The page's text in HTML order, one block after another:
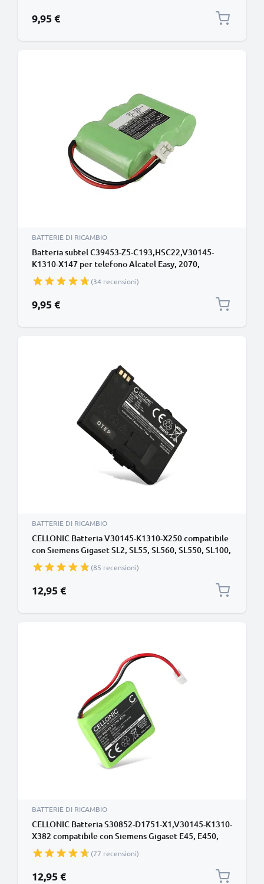
9,95 €
BATTERIE DI RICAMBIO
Batteria subtel C39453-Z5-C193,HSC22,V30145-
K1310-X147 per telefono Alcatel Easy, 2070,
Siemens Gigaset A200, A245, Gigaset A1, A110,
Philips Icana, Uniden 2600, Xalio 6100, TD5100
Ricambio affidabile da 600mAh per il tuo
fisso/cordless
(34 recensioni)
9,95 €
BATTERIE DI RICAMBIO
CELLONIC Batteria V30145-K1310-X250 compatibile
con Siemens Gigaset SL2, SL55, SL560, SL550, SL100,
SL1, SL150, SL56 850mAh Ricambi per telefono
cordless
(85 recensioni)
12,95 €
BATTERIE DI RICAMBIO
CELLONIC Batteria S30852-D1751-X1,V30145-K1310-
X382 compatibile con Siemens Gigaset E45, E450,
E455, E450 SIM, E455 SIM, E40 Swisscom Aton CL-
102, Top S329 500mAh Ricambi per telefono cordless
(77 recensioni)
12,95 €